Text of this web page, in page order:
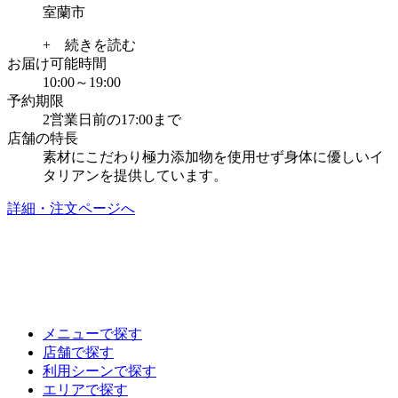
室蘭市
+ 続きを読む
お届け可能時間
10:00～19:00
予約期限
2営業日前の17:00まで
店舗の特長
素材にこだわり極力添加物を使用せず身体に優しいイ
タリアンを提供しています。
詳細・注文ページへ
メニューで探す
店舗で探す
利用シーンで探す
エリアで探す